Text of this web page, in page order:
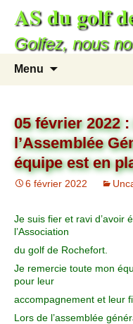
AS du golf
Golfez, nous
Menu
05 février 2022
l’Assemblée
équipe est en
6 février 2022
Je suis fier et ravi d’avoir
l’Association
du golf de Rochefort.
Je remercie toute mon
pour leur
accompagnement et leur
Lors de l’assemblée